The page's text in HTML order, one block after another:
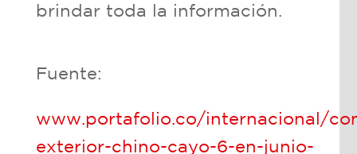
brindar toda la información.
Fuente:
www.portafolio.co/internacional/
exterior-chino-cayo-6-en-junio-